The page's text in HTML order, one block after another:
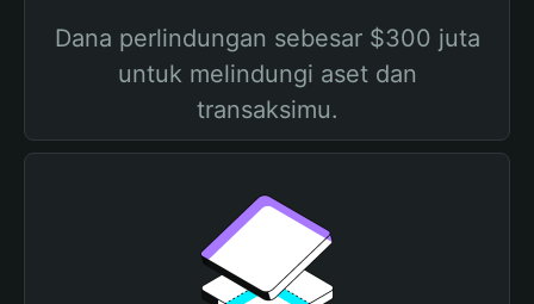
Dana perlindungan sebesar $300 juta
untuk melindungi aset dan
transaksimu.